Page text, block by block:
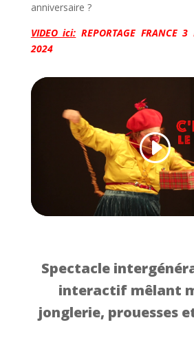
anniversaire ?
VIDEO ici: REPORTAGE FRANCE
2024
Spectacle
interactif mêlant
jonglerie, prouesses